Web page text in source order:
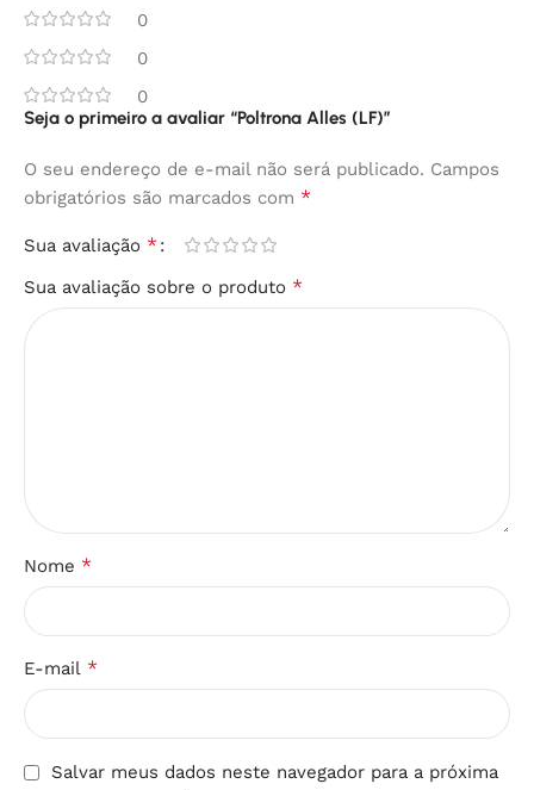
0
0
0
Seja o primeiro a avaliar “Poltrona Alles (LF)”
O seu endereço de e-mail não será publicado. Campos
obrigatórios são marcados com *
Sua avaliação *
Sua avaliação sobre o produto *
Nome *
E-mail *
Salvar meus dados neste navegador para a próxima